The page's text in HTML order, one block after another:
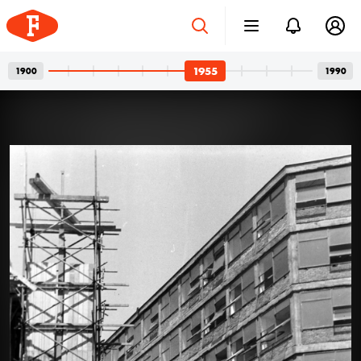
1955 1955
pillanatok
Bordács Ferenc fotográfus két világa
Az idén száz éve született Bordács Ferenc, a
Középületépítő Vállalat egykori fotográfusának
fotóhagyatéka egyszerre nyújt tárgyilagos látleletet a
késő modern magyar építészet emblematikus
épületeinek születéséről; és tárja fel egy folyamatosan
kísérletező, a családi pillanatok megragadásán túl
autonóm képeket is készítő alkotó gyakorlatát.
Felvételein budapesti és párizsi utcák, balatoni nyarak,
a felhőtlen gyermekkor hangulatai, valamint
építőmunkások, és mára nem egy esetben eldózerolt
épületek születésének pillanatai váltják egymást. A
1900 1990
1955